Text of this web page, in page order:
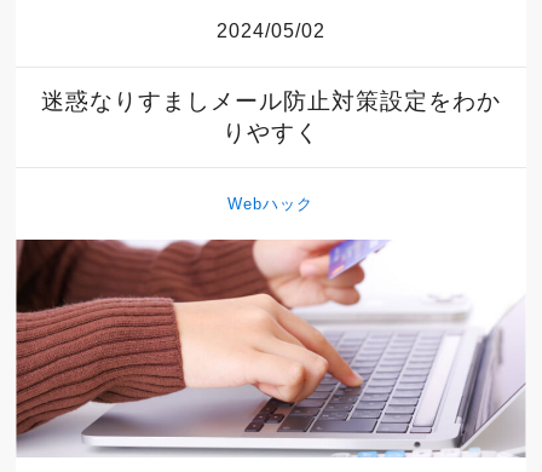
2024/05/02
迷惑なりすましメール防止対策設定をわか
りやすく
Webハック